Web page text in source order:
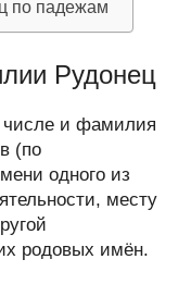
по падежам
Рудонец
и фамилия
(по
одного из
месту
родовых имён.